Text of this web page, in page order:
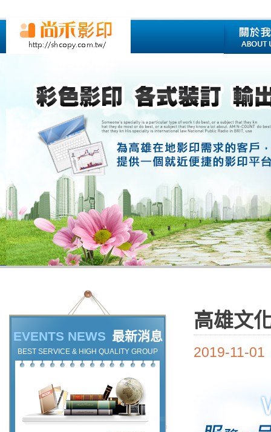
EVENTS NEWS 最新消息
BEST SERVICE & HIGH QUALITY GROUP
高雄文
2019-11-01